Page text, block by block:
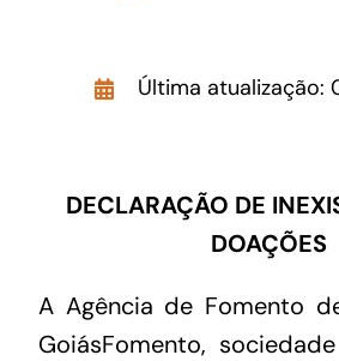
Acesso à Informação
Última atualização:
DECLARAÇÃO DE
DOAÇÕES
A Agência de Fomento
GoiásFomento,